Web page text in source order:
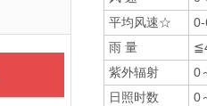
平均风速☆
雨 量
紫外辐射
0
日照时数
0